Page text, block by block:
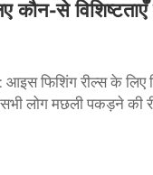
से विशिष्टताएँ
फिशिंग रील्स के लिए
लोग मछली पकड़ने
है...